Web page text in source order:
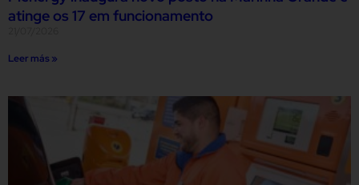
atinge os 17 em funcionamento
Leer más »